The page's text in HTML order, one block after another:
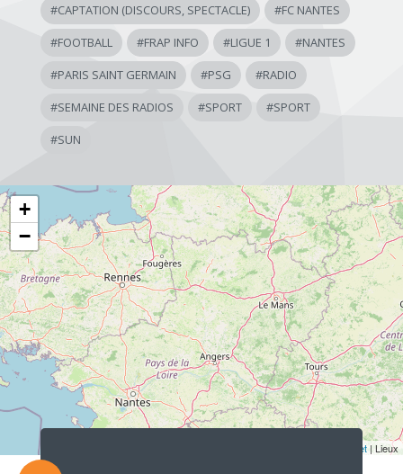
#CAPTATION (DISCOURS, SPECTACLE) #FC NANTES
#FOOTBALL #FRAP INFO #LIGUE 1 #NANTES
#PARIS SAINT GERMAIN #PSG #RADIO
#SEMAINE DES RADIOS #SPORT #SPORT
#SUN
+
−
Leaflet | Lieux
Lecteur
audio